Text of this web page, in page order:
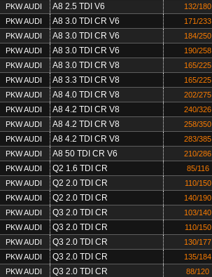
PKW AUDI A8 2.5 TDI V6 132/180
PKW AUDI A8 3.0 TDI CR V6 171/233
PKW AUDI A8 3.0 TDI CR V6 184/250
PKW AUDI A8 3.0 TDI CR V6 190/258
PKW AUDI A8 3.0 TDI CR V8 165/225
PKW AUDI A8 3.3 TDI CR V8 165/225
PKW AUDI A8 4.0 TDI CR V8 202/275
PKW AUDI A8 4.2 TDI CR V8 240/326
PKW AUDI A8 4.2 TDI CR V8 258/350
PKW AUDI A8 4.2 TDI CR V8 283/385
PKW AUDI A8 50 TDI CR V6 210/286
PKW AUDI Q2 1.6 TDI CR 85/116
PKW AUDI Q2 2.0 TDI CR 110/150
PKW AUDI Q2 2.0 TDI CR 140/190
PKW AUDI Q3 2.0 TDI CR 103/140
PKW AUDI Q3 2.0 TDI CR 110/150
PKW AUDI Q3 2.0 TDI CR 130/177
PKW AUDI Q3 2.0 TDI CR 135/184
PKW AUDI Q3 2.0 TDI CR 88/120